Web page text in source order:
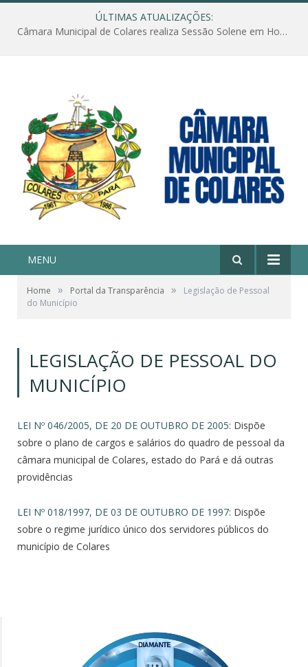
ÚLTIMAS ATUALIZAÇÕES:
Câmara Municipal de Colares realiza Sessão Solene em Homenagem ao Dia das Mães
MENU
Home » Portal da Transparência »
Legislação de Pessoal
do Município
LEGISLAÇÃO DE PESSOAL DO
MUNICÍPIO
LEI Nº 046/2005, DE 20 DE OUTUBRO DE 2005: Dispõe
sobre o plano de cargos e salários do quadro de pessoal da
câmara municipal de Colares, estado do Pará e dá outras
providências
LEI Nº 018/1997, DE 03 DE OUTUBRO DE 1997: Dispõe
sobre o regime jurídico único dos servidores públicos do
município de Colares